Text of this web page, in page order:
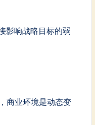
影响战略目标的弱
商业环境是动态变